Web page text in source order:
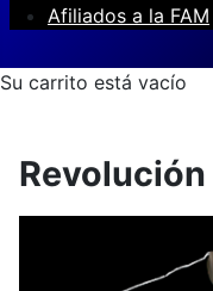
Afiliados a la FAM
Su carrito está vacío
Revolución